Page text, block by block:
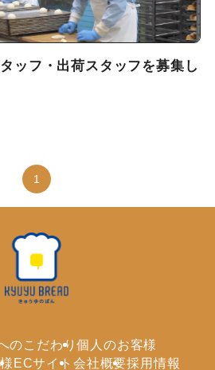
ッフ・出荷スタッフを募集し
1
のこだわり個人のお客様
ECサイト 会社概要採用情報